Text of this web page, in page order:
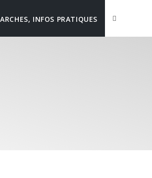
INFOS PRATIQUES